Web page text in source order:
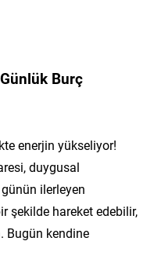
Burç
enerjin yükseliyor!
duygusal
ilerleyen
şekilde hareket edebilir,
Bugün kendine